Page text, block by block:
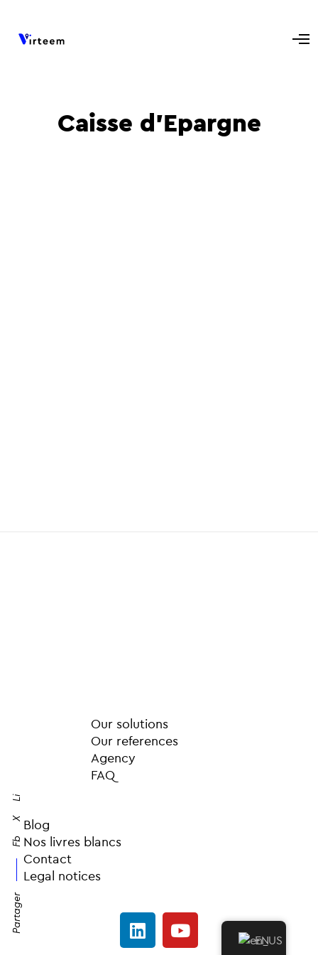
Caisse d’Epargne
Partager
Fb
X
Li
Our solutions
Our references
Agency
FAQ
Blog
Nos livres blancs
Contact
Legal notices
EN